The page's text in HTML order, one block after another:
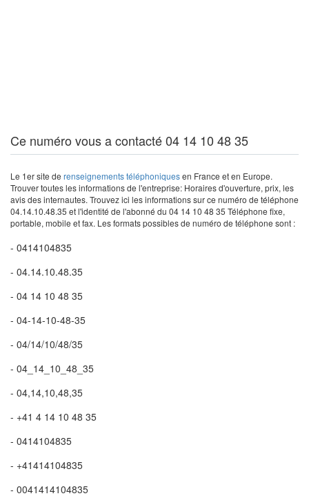
Ce numéro vous a contacté 04 14 10 48 35
Le 1er site de renseignements téléphoniquesen France et en Europe.
Trouver toutes les informations de l'entreprise: Horaires d'ouverture, prix, les
avis des internautes. Trouvez ici les informations sur ce numéro de téléphone
04.14.10.48.35 et l'identité de l'abonné du 04 14 10 48 35 Téléphone fixe,
portable, mobile et fax. Les formats possibles de numéro de téléphone sont :
- 0414104835
- 04.14.10.48.35
- 04 14 10 48 35
- 04-14-10-48-35
- 04/14/10/48/35
- 04_14_10_48_35
- 04,14,10,48,35
- +41 4 14 10 48 35
- 0414104835
- +41414104835
- 0041414104835